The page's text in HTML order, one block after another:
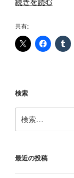
“ゴ
の
送
り
り
ま
す
焼
続きを読む
共有:
検索
索:
最近の投稿